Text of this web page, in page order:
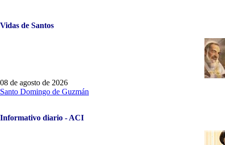
Vidas de Santos
08 de agosto de 2026
Santo Domingo de Guzmán
Informativo diario - ACI